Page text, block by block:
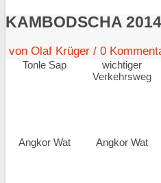
KAMBODSCHA 2014
von Olaf Krüger / 0
Tonle Sap
wichtiger
Verkehrsweg
Angkor Wat Angkor Wat